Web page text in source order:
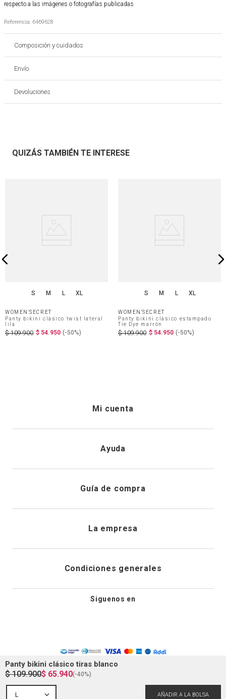
Panty bikini clásico tiras blanco
$ 109.900$ 65.940(-40%)
L
respecto a las imágenes o fotografías publicadas
Referencia: 6469628
Composición y cuidados
Envío
Devoluciones
QUIZÁS TAMBIÉN TE INTERESE
S M L XL
WOMEN'SECRET
Panty bikini clásico twist lateral
lila
$ 109.900 $ 54.950 (-50%)
S M L XL
WOMEN'SECRET
Panty bikini clásico estampado
Tie Dye marrón
$ 109.900 $ 54.950 (-50%)
Mi cuenta
Registrarme
Historial de pedidos
Ayuda
Envíanos un email
Cambios, devoluciones y desistimiento
Guía de compra
Cuidado de prendas
La empresa
Tiendas
Condiciones generales
Aviso legal
Política de privacidad
Siguenos en